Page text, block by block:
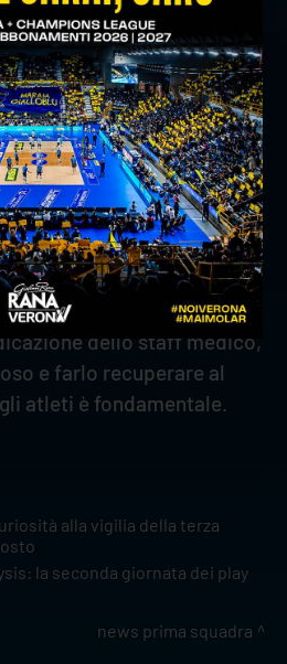
ma per me tutte le gare
mai l’idea che una gara
sogno è insegnare alla
che sia davvero così.
giocare contro una squadra
un avversario molto
nell’ultima partita della
era una partita
per cui sono ancora
ma abbiamo preso la
dello staff medico,
e farlo recuperare al
atleti è fondamentale.
alla vigilia della terza
la seconda giornata dei play
news prima squadra